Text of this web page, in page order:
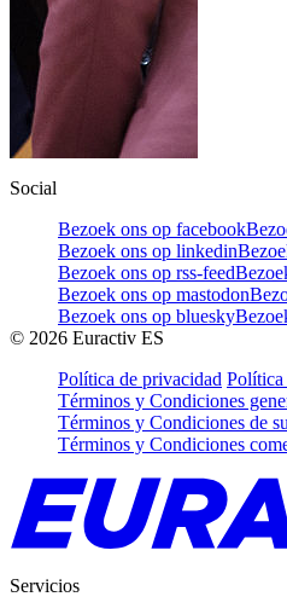
Social
Bezoek ons op facebook
Bezoek ons op linkedin
Bezoek ons op rss-feed
Bezoek ons op mastodon
Bezoek ons op bluesky
© 2026 Euractiv ES
Política de privacidad Política
Términos y Condiciones
Términos y Condiciones de
Términos y Condiciones
Servicios